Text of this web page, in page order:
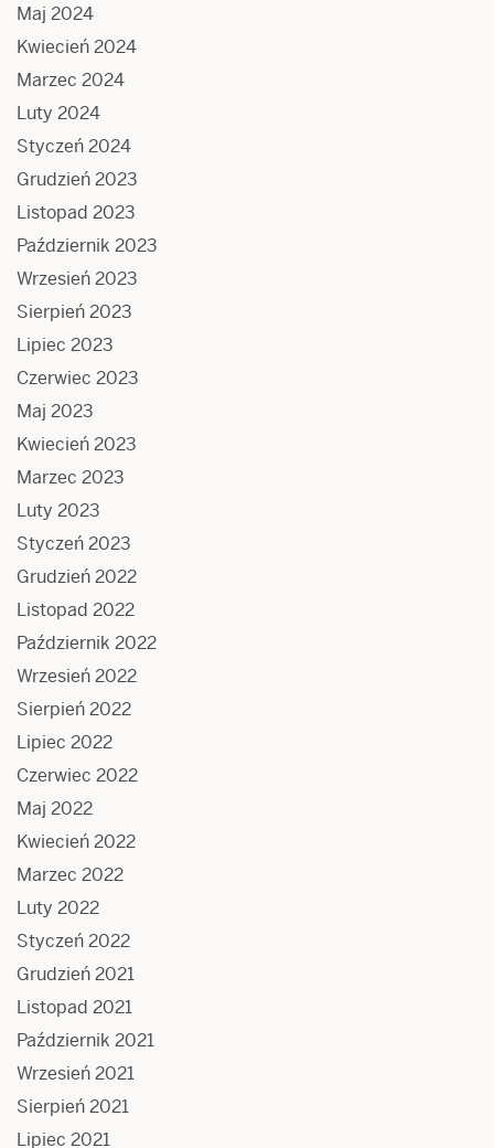
Maj 2024
Kwiecień 2024
Marzec 2024
Luty 2024
Styczeń 2024
Grudzień 2023
Listopad 2023
Październik 2023
Wrzesień 2023
Sierpień 2023
Lipiec 2023
Czerwiec 2023
Maj 2023
Kwiecień 2023
Marzec 2023
Luty 2023
Styczeń 2023
Grudzień 2022
Listopad 2022
Październik 2022
Wrzesień 2022
Sierpień 2022
Lipiec 2022
Czerwiec 2022
Maj 2022
Kwiecień 2022
Marzec 2022
Luty 2022
Styczeń 2022
Grudzień 2021
Listopad 2021
Październik 2021
Wrzesień 2021
Sierpień 2021
Lipiec 2021